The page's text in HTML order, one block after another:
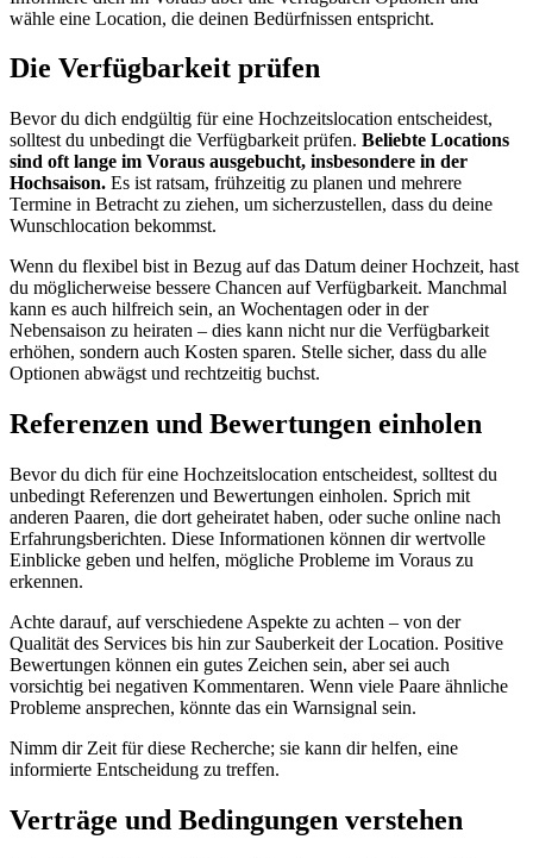
wähle eine Location, die deinen Bedürfnissen entspricht.
Die Verfügbarkeit prüfen
Bevor du dich endgültig für eine Hochzeitslocation entscheidest,
solltest du unbedingt die Verfügbarkeit prüfen. Beliebte Locations
sind oft lange im Voraus ausgebucht, insbesondere in der
Hochsaison. Es ist ratsam, frühzeitig zu planen und mehrere
Termine in Betracht zu ziehen, um sicherzustellen, dass du deine
Wunschlocation bekommst.
Wenn du flexibel bist in Bezug auf das Datum deiner Hochzeit, hast
du möglicherweise bessere Chancen auf Verfügbarkeit. Manchmal
kann es auch hilfreich sein, an Wochentagen oder in der
Nebensaison zu heiraten – dies kann nicht nur die Verfügbarkeit
erhöhen, sondern auch Kosten sparen. Stelle sicher, dass du alle
Optionen abwägst und rechtzeitig buchst.
Referenzen und Bewertungen einholen
Bevor du dich für eine Hochzeitslocation entscheidest, solltest du
unbedingt Referenzen und Bewertungen einholen. Sprich mit
anderen Paaren, die dort geheiratet haben, oder suche online nach
Erfahrungsberichten. Diese Informationen können dir wertvolle
Einblicke geben und helfen, mögliche Probleme im Voraus zu
erkennen.
Achte darauf, auf verschiedene Aspekte zu achten – von der
Qualität des Services bis hin zur Sauberkeit der Location. Positive
Bewertungen können ein gutes Zeichen sein, aber sei auch
vorsichtig bei negativen Kommentaren. Wenn viele Paare ähnliche
Probleme ansprechen, könnte das ein Warnsignal sein.
Nimm dir Zeit für diese Recherche; sie kann dir helfen, eine
informierte Entscheidung zu treffen.
Verträge und Bedingungen verstehen